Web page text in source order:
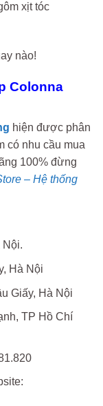
xịt tóc
nào!
Colonna
hiện được phân
có nhu cầu mua
100% đừng
– Hệ thống
Nội.
Hà Nội
Giấy, Hà Nội
TP Hồ Chí